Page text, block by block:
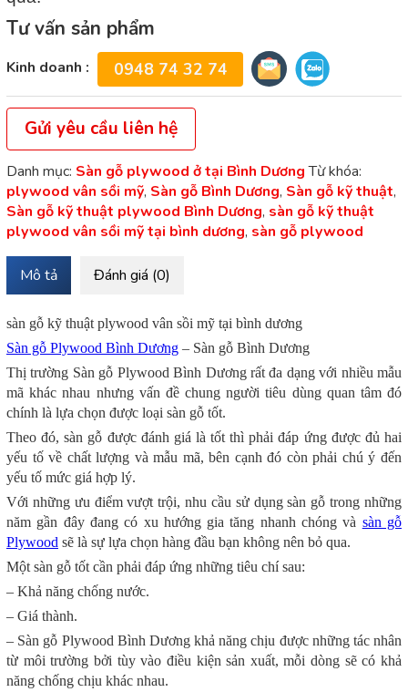
Tư vấn sản phẩm
Kinh doanh : 0948 74 32 74
Gửi yêu cầu liên hệ
Danh mục: Sàn gỗ plywood ở tại Bình Dương Từ khóa:
plywood vân sồi mỹ, Sàn gỗ Bình Dương, Sàn gỗ kỹ thuật,
Sàn gỗ kỹ thuật plywood Bình Dương, sàn gỗ kỹ thuật
plywood vân sồi mỹ tại bình dương, sàn gỗ plywood
Mô tả Đánh giá (0)
sàn gỗ kỹ thuật plywood vân sồi mỹ tại bình dương
Sàn gỗ Plywood Bình Dương – Sàn gỗ Bình Dương
Thị trường Sàn gỗ Plywood Bình Dương rất đa dạng với nhiều mẫu
mã khác nhau nhưng vấn đề chung người tiêu dùng quan tâm đó
chính là lựa chọn được loại sàn gỗ tốt.
Theo đó, sàn gỗ được đánh giá là tốt thì phải đáp ứng được đủ hai
yếu tố về chất lượng và mẫu mã, bên cạnh đó còn phải chú ý đến
yếu tố mức giá hợp lý.
Với những ưu điểm vượt trội, nhu cầu sử dụng sàn gỗ trong những
năm gần đây đang có xu hướng gia tăng nhanh chóng và sàn gỗ
Plywood sẽ là sự lựa chọn hàng đầu bạn không nên bỏ qua.
Một sàn gỗ tốt cần phải đáp ứng những tiêu chí sau:
– Khả năng chống nước.
– Giá thành.
– Sàn gỗ Plywood Bình Dương khả năng chịu được những tác nhân
từ môi trường bởi tùy vào điều kiện sản xuất, mỗi dòng sẽ có khả
năng chống chịu khác nhau.